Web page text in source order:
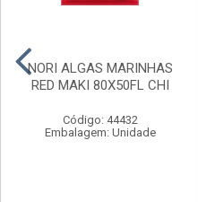
NORI ALGAS MARINHAS
RED MAKI 80X50FL CHI
Código: 44432
Embalagem: Unidade